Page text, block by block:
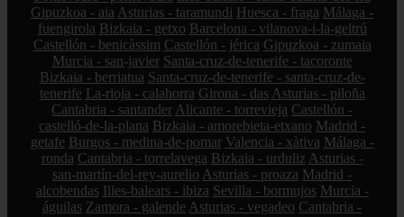
Gipuzkoa - aia Asturias - taramundi Huesca - fraga Málaga -
fuengirola Bizkaia - getxo Barcelona - vilanova-i-la-geltrú
Castellón - benicàssim Castellón - jérica Gipuzkoa - zumaia
Murcia - san-javier Santa-cruz-de-tenerife - tacoronte
Bizkaia - berriatua Santa-cruz-de-tenerife - santa-cruz-de-
tenerife La-rioja - calahorra Girona - das Asturias - piloña
Cantabria - santander Alicante - torrevieja Castellón -
castelló-de-la-plana Bizkaia - amorebieta-etxano Madrid -
getafe Burgos - medina-de-pomar Valencia - xàtiva Málaga -
ronda Cantabria - torrelavega Bizkaia - urduliz Asturias -
san-martín-del-rey-aurelio Asturias - proaza Madrid -
alcobendas Illes-balears - ibiza Sevilla - bormujos Murcia -
águilas Zamora - galende Asturias - vegadeo Cantabria -